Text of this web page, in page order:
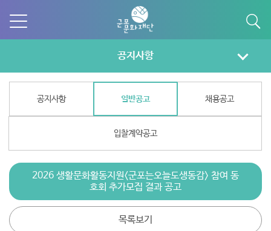
공지사항
공지사항 일반공고 채용공고
입찰계약공고
2026 생활문화활동지원<군포는오늘도생동감> 참여 동
호회 추가모집 결과 공고
목록보기